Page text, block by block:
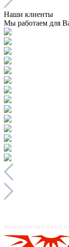
Наши клиенты
Мы работаем для